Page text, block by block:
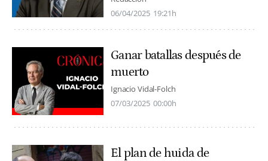
06/04/2025 19:21h
Ganar batallas después de
muerto
Ignacio Vidal-Folch
07/03/2025 00:00h
El plan de huida de